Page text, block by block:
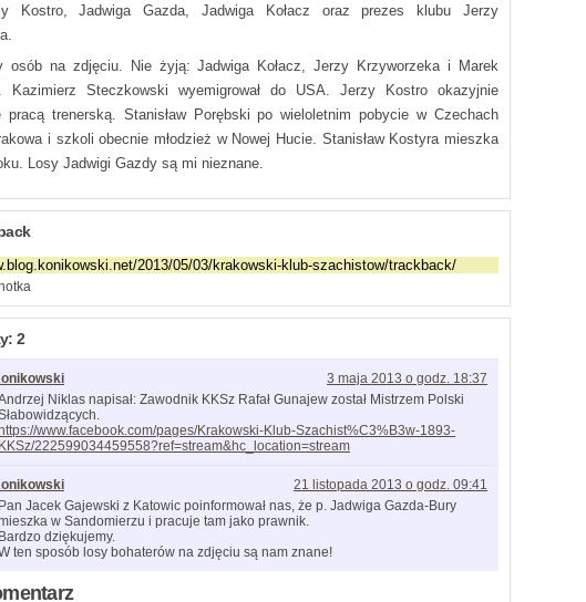
Kostro, Jadwiga Gazda, Jadwiga Kołacz oraz prezes klubu Jerzy
osób na zdjęciu. Nie żyją: Jadwiga Kołacz, Jerzy Krzyworzeka i Marek
Kazimierz Steczkowski wyemigrował do USA. Jerzy Kostro okazyjnie
pracą trenerską. Stanisław Porębski po wieloletnim pobycie w Czechach
i szkoli obecnie młodzież w Nowej Hucie. Stanisław Kostyra mieszka
Losy Jadwigi Gazdy są mi nieznane.
2
3 maja 2013 o godz. 18:37
Niklas napisał: Zawodnik KKSz Rafał Gunajew został Mistrzem Polski
https://www.facebook.com/pages/Krakowski-Klub-Szachist%C3%B3w-1893-
KKSz/222599034459558?ref=stream&hc_location=stream
21 listopada 2013 o godz. 09:41
Pan Jacek Gajewski z Katowic poinformował nas, że p. Jadwiga Gazda-Bury
w Sandomierzu i pracuje tam jako prawnik.
Bardzo dziękujemy.
ten sposób losy bohaterów na zdjęciu są nam znane!